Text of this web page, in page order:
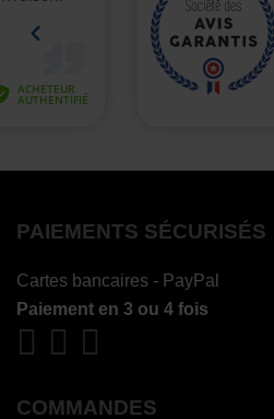
PAIEMENTS SÉCURISÉS
Cartes bancaires - PayPal
Paiement en 3 ou 4 fois
COMMANDES